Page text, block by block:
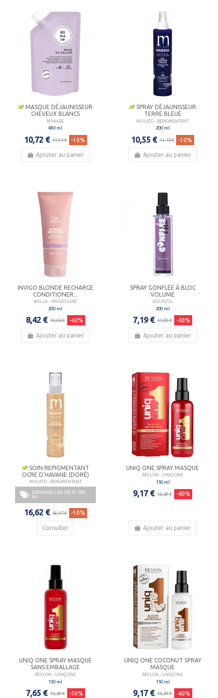
MASQUE DÉJAUNISSEUR
CHEVEUX BLANCS
MÏMARE
480 ml
10,72 € 11,91 € -10%
Ajouter au panier
SPRAY DÉJAUNISSEUR
TERRE BLEUE
MULATO - REPIGMENTANT
200 ml
10,55 € 11,72 € -10%
Ajouter au panier
INVIGO BLONDE RECHARGE
CONDITIONER...
WELLA - INVIGO CARE
200 ml
8,42 € 14,03 € -40%
Ajouter au panier
SPRAY GONFLÉE À BLOC
VOLUME
DUCASTEL
200 ml
7,19 € 11,99 € -40%
Ajouter au panier
SOIN REPIGMENTANT
OCRE D'HAVANE (DORÉ)
MULATO - REPIGMENTANT
DISPONIBLE EN 200 ET 500
ML
16,62 € 18,47 € -10%
Consulter
UNIQ ONE SPRAY MASQUE
REVLON - UNIQ ONE
150 ml
9,17 € 15,29 € -40%
Ajouter au panier
UNIQ ONE SPRAY MASQUE
SANS EMBALLAGE
REVLON - UNIQ ONE
150 ml
7,65 € 15,29 € -50%
UNIQ ONE COCONUT SPRAY
MASQUE
REVLON - UNIQ ONE
150 ml
9,17 € 15,29 € -40%